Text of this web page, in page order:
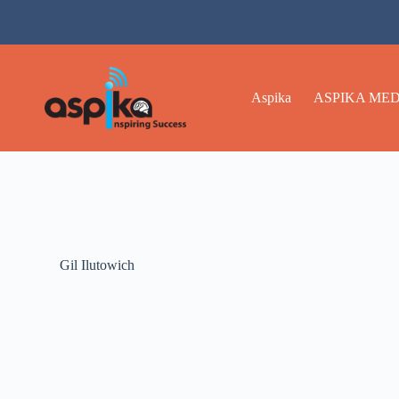
Aspika ASPIKA
Gil Ilutowich